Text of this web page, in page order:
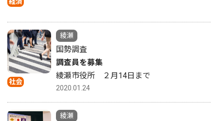
社会
綾瀬
国勢調査
調査員を募集
綾瀬市役所 ２月14日まで
2020.01.24
綾瀬